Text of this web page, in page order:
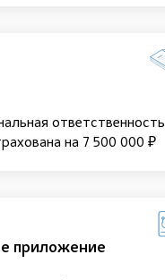
ответственность
на 7 500 000 ₽
приложение